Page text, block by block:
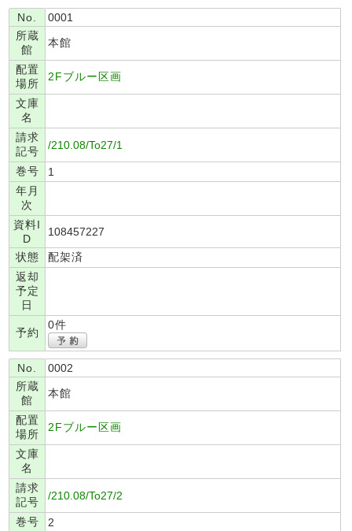
No.
0001
所蔵
館
本館
配置
場所
2Fブルー区画
文庫
名
請求
記号
/210.08/To27/1
巻号
1
年月
次
資料I
D
108457227
状態
配架済
返却
予定
日
予約
0件
No.
0002
所蔵
館
本館
配置
場所
2Fブルー区画
文庫
名
請求
記号
/210.08/To27/2
巻号
2